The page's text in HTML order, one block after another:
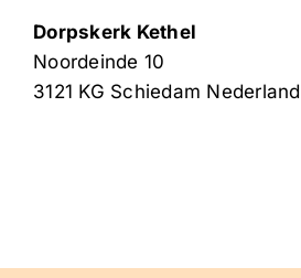
Dorpskerk Kethel
Noordeinde 10
3121 KG Schiedam Nederland